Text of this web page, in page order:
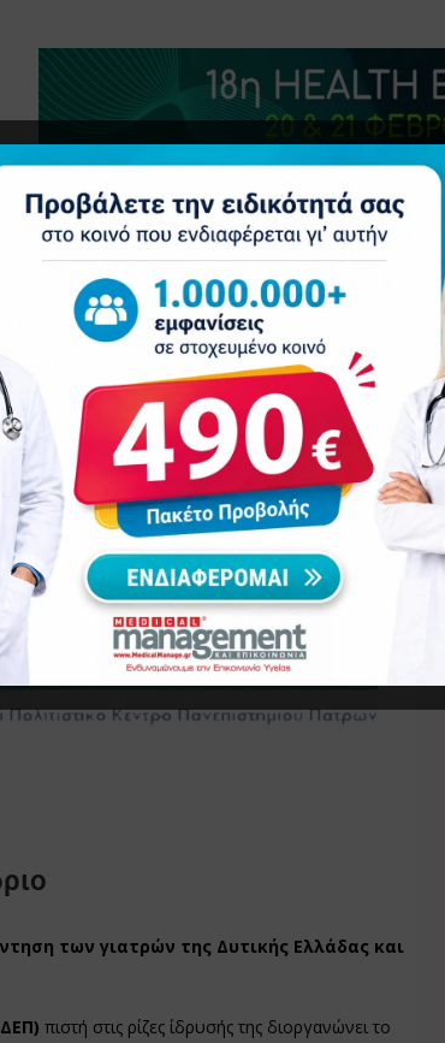
Δελτία Τύπου Προβολή Ιατρού
των γιατρών της Δυτικής Ελλάδας και
πιστή στις ρίζες ίδρυσής της διοργανώνει το